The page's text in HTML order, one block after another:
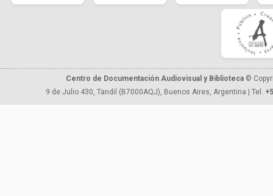
Centro de Documentación Audiovisual y Biblioteca ©
9 de Julio 430, Tandil (B7000AQJ), Buenos Aires, Argentina | Tel.